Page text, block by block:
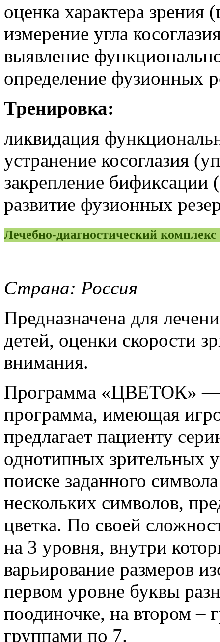
оценка характера зрения
измерение угла
выявление
определение фузионных
Тренировка:
ликвидация
устранение косоглазия
закрепление
развитие фузионных
Лечебно-диагностический
Страна: Россия
Предназначена для
детей, оценки скорости
внимания.
Программа «ЦВЕТОК» —
программа, имеющая
предлагает пациенту
однотипных зрительных
поиске заданного
нескольких символов,
цветка. По своей
на 3 уровня, внутри
варьирование размеров
первом уровне буквы
поодиночке, на втором –
группами по 7.